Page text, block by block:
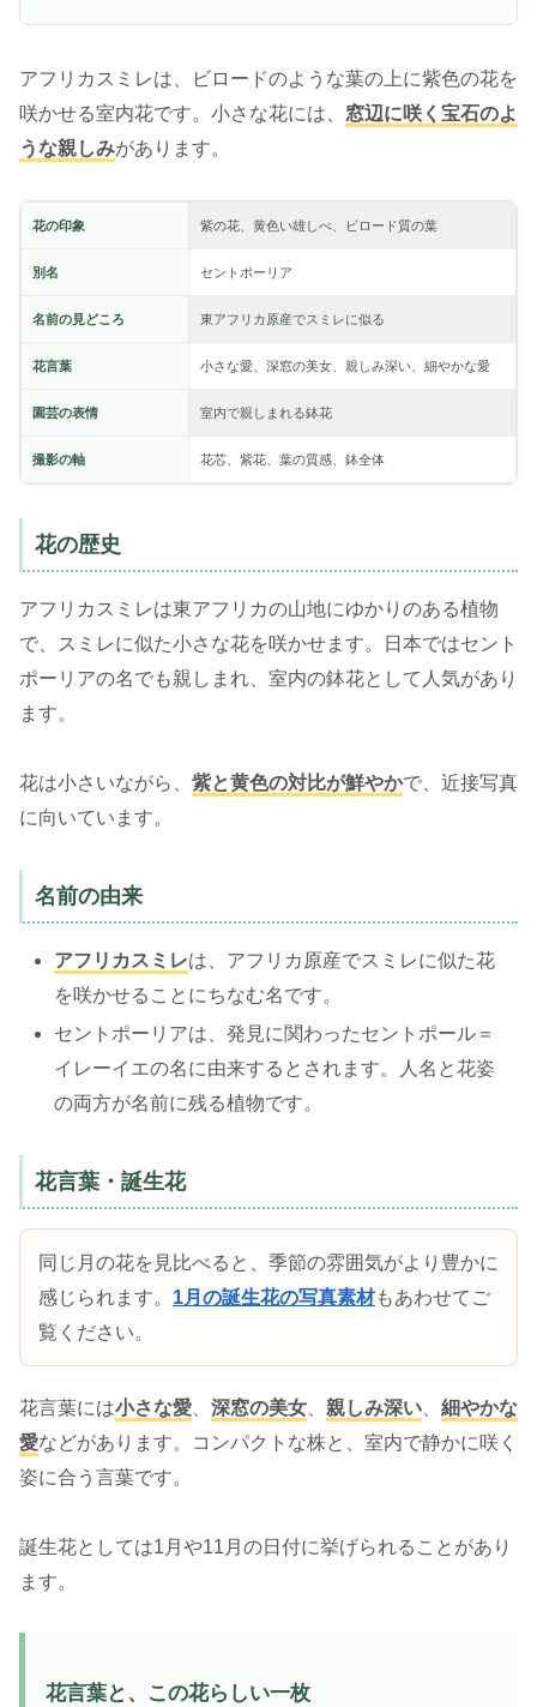
アフリカスミレは、ビロードのような葉の上に紫色の花を
咲かせる室内花です。小さな花には、 窓辺に咲く宝石のよ
うな親しみがあります。
花の印象 紫の花、黄色い雄しべ、ビロード質の葉
別名 セントポーリア
名前の見どころ 東アフリカ原産でスミレに似る
花言葉 小さな愛、深窓の美女、親しみ深い、細やかな愛
園芸の表情 室内で親しまれる鉢花
撮影の軸 花芯、紫花、葉の質感、鉢全体
花の歴史
アフリカスミレは東アフリカの山地にゆかりのある植物
で、スミレに似た小さな花を咲かせます。日本ではセント
ポーリアの名でも親しまれ、室内の鉢花として人気があり
ます。
花は小さいながら、 紫と黄色の対比が鮮やかで、近接写真
に向いています。
名前の由来
アフリカスミレは、アフリカ原産でスミレに似た花
を咲かせることにちなむ名です。
セントポーリアは、発見に関わったセントポール＝
イレーイエの名に由来するとされます。人名と花姿
の両方が名前に残る植物です。
花言葉・誕生花
同じ月の花を見比べると、季節の雰囲気がより豊かに
感じられます。 1月の誕生花の写真素材もあわせてご
覧ください。
花言葉には小さな愛 深窓の美女 親しみ深い
細やかな
愛などがあります。コンパクトな株と、室内で静かに咲く
姿に合う言葉です。
誕生花としては1月や11月の日付に挙げられることがあり
ます。
花言葉と、この花らしい一枚